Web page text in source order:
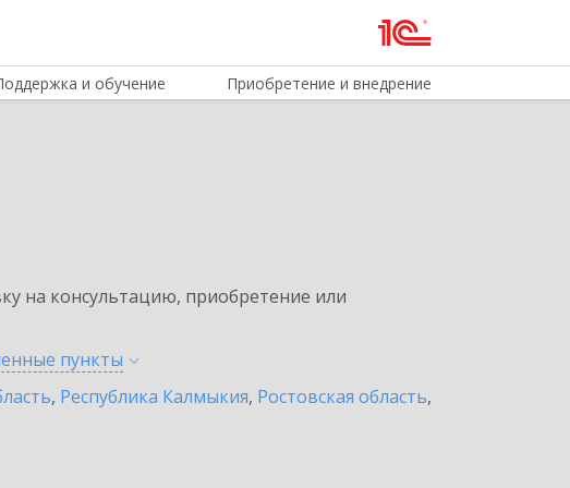
и обучение Приобретение и внедрение
на консультацию, приобретение или
пункты
, Республика Калмыкия, Ростовская область,